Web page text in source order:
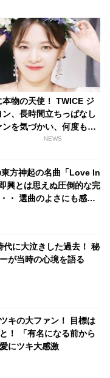
本物の天使！ TWICE ジ
ン、長時間立ちっぱなし
ンを気づかい、何度も水
ようとする心優しい行動
NEWS
方神起の名曲「Love In
興とは思えぬ圧倒的な完
・ 選曲のよさにも感動
代に大泣きした過去！ 秘
が当時の心境を語る
キの大ファン！ 目標は
！ 「有名になる前から
にツキ大感激